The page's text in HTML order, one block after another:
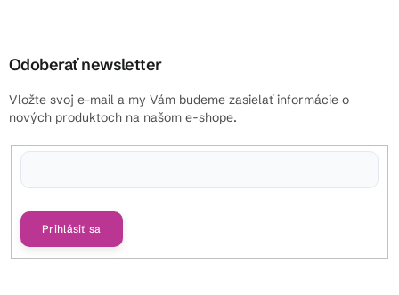
Odoberať newsletter
Vložte svoj e-mail a my Vám budeme zasielať informácie o
nových produktoch na našom e-shope.
Prihlásiť sa